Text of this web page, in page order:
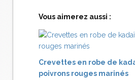
Vous aimerez aussi :
Crevettes en robe de
poivrons rouges marinés